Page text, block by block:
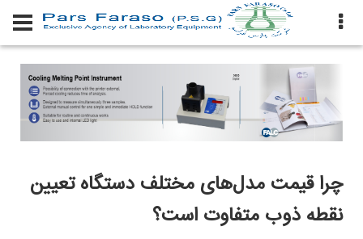
چرا قیمت مدل‌های مختلف دستگاه تعیین
نقطه ذوب متفاوت است؟